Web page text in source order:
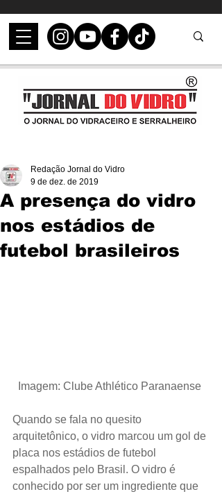
A presença do vidro
nos estádios de
futebol brasileiros
Redação Jornal do Vidro
9 de dez. de 2019
Imagem: Clube Athlético Paranaense
Quando se fala no quesito
arquitetônico, o vidro marcou um gol de
placa nos estádios de futebol
espalhados pelo Brasil. O vidro é
conhecido por ser um ingrediente que